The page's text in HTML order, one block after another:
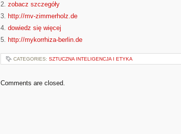
2. zobacz szczegóły
3. http://mv-zimmerholz.de
4. dowiedz się więcej
5. http://mykorrhiza-berlin.de
CATEGORIES: SZTUCZNA INTELIGENCJA I ETYKA
Comments are closed.